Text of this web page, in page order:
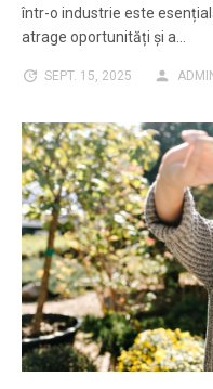
într-o industrie este
atrage oportunități și a…
SEPT. 15, 2025